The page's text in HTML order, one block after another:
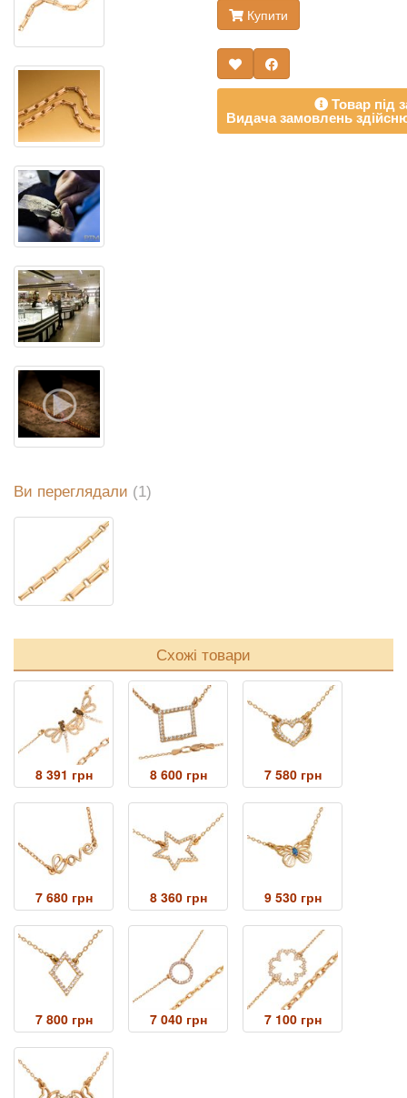
Купити
Товар під
Видача замовлень
Ви переглядали (1)
Схожі товари
8 391 грн 8 600 грн 7 580 грн
7 680 грн 8 360 грн 9 530 грн
7 800 грн 7 040 грн 7 100 грн